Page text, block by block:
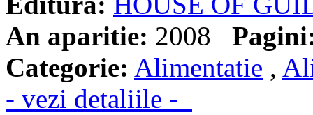
An aparitie: 2008
Categorie: Alimentatie ,
- vezi detaliile -